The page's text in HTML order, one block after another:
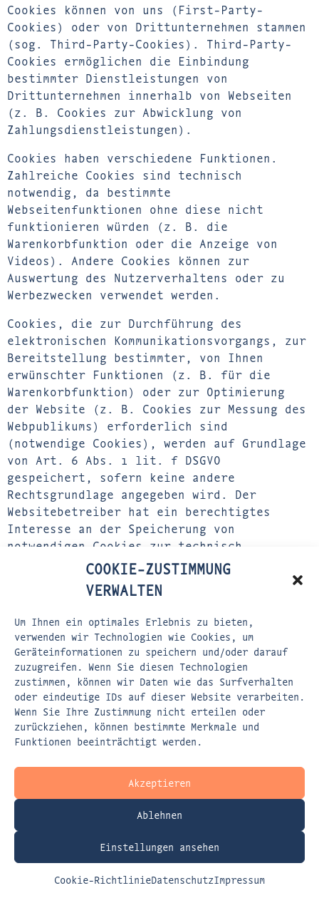
COOKIE-ZUSTIMMUNG
VERWALTEN
Um Ihnen ein optimales Erlebnis zu bieten,
verwenden wir Technologien wie Cookies, um
Geräteinformationen zu speichern und/oder darauf
zuzugreifen. Wenn Sie diesen Technologien
zustimmen, können wir Daten wie das Surfverhalten
oder eindeutige IDs auf dieser Website verarbeiten.
Wenn Sie Ihre Zustimmung nicht erteilen oder
zurückziehen, können bestimmte Merkmale und
Funktionen beeinträchtigt werden.
Akzeptieren
Ablehnen
Einstellungen ansehen
Cookie-RichtlinieDatenschutzImpressum
Cookies können von uns (First-Party-
Cookies) oder von Drittunternehmen stammen
(sog. Third-Party-Cookies). Third-Party-
Cookies ermöglichen die Einbindung
bestimmter Dienstleistungen von
Drittunternehmen innerhalb von Webseiten
(z. B. Cookies zur Abwicklung von
Zahlungsdienstleistungen).
Cookies haben verschiedene Funktionen.
Zahlreiche Cookies sind technisch
notwendig, da bestimmte
Webseitenfunktionen ohne diese nicht
funktionieren würden (z. B. die
Warenkorbfunktion oder die Anzeige von
Videos). Andere Cookies können zur
Auswertung des Nutzerverhaltens oder zu
Werbezwecken verwendet werden.
Cookies, die zur Durchführung des
elektronischen Kommunikationsvorgangs, zur
Bereitstellung bestimmter, von Ihnen
erwünschter Funktionen (z. B. für die
Warenkorbfunktion) oder zur Optimierung
der Website (z. B. Cookies zur Messung des
Webpublikums) erforderlich sind
(notwendige Cookies), werden auf Grundlage
von Art. 6 Abs. 1 lit. f DSGVO
gespeichert, sofern keine andere
Rechtsgrundlage angegeben wird. Der
Websitebetreiber hat ein berechtigtes
Interesse an der Speicherung von
notwendigen Cookies zur technisch
fehlerfreien und optimierten
Bereitstellung seiner Dienste. Sofern eine
Einwilligung zur Speicherung von Cookies
Wiedererkennungstechnologien abgefragt
wurde, erfolgt die Verarbeitung
ausschließlich auf Grundlage dieser
Einwilligung (Art. 6 Abs. 1 lit. a DSGVO
und § 25 Abs. 1 TDDDG); die Einwilligung
ist jederzeit widerrufbar.
Sie können Ihren Browser so einstellen,
informiert werden und Cookies nur im
Einzelfall erlauben, die Annahme von
Cookies für bestimmte Fälle oder generell
ausschließen sowie das automatische
Löschen der Cookies beim Schließen des
Browsers aktivieren. Bei der Deaktivierung
von Cookies kann die Funktionalität dieser